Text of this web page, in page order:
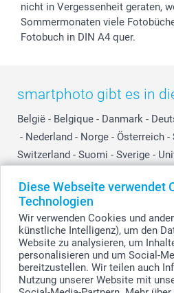
Diese Webseite verwendet
Technologien
Wir verwenden Cookies und
künstliche Intelligenz), um den
Website zu analysieren, um
personalisieren und um Social-
bereitzustellen. Wir teilen auch
Nutzung unserer Website mit
nicht in Vergessenheit geraten,
Sommermonaten viele
Fotobuch in DIN A4 quer.
smartphoto gibt es in
België - Belgique - Danmark -
- Nederland - Norge - Österreich -
Switzerland - Suomi - Sverige -
Other Countries
© smartphoto Group. Alle
Alle Preise verstehen sich in EURO (€)